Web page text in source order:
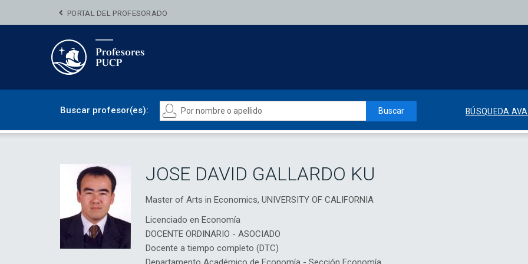
PORTAL DEL PROFESORADO
Buscar profesor(es): Buscar BÚSQUEDA
JOSE DAVID GALLARDO KU
Master of Arts in Economics, UNIVERSITY OF CALIFORNIA
Licenciado en Economía
DOCENTE ORDINARIO - ASOCIADO
Docente a tiempo completo (DTC)